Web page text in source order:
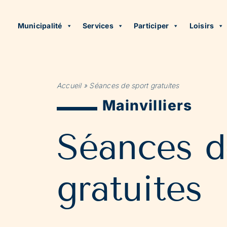
Municipalité Services Participer Loisirs
Accueil» Séances de sport gratuites
Mainvilliers
Séances
gratuites